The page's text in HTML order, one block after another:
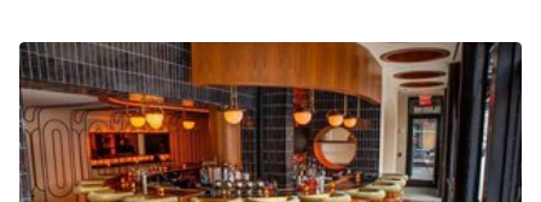
Luce Diurna
Magazzino
Parcheggio privato